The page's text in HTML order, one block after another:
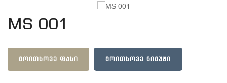
MS 001
ᲛᲝᲘᲗᲮᲝᲕᲔ ᲤᲐᲡᲘ ᲛᲝᲘᲗᲮᲝᲕᲔ ᲜᲘᲛᲣᲨᲘ